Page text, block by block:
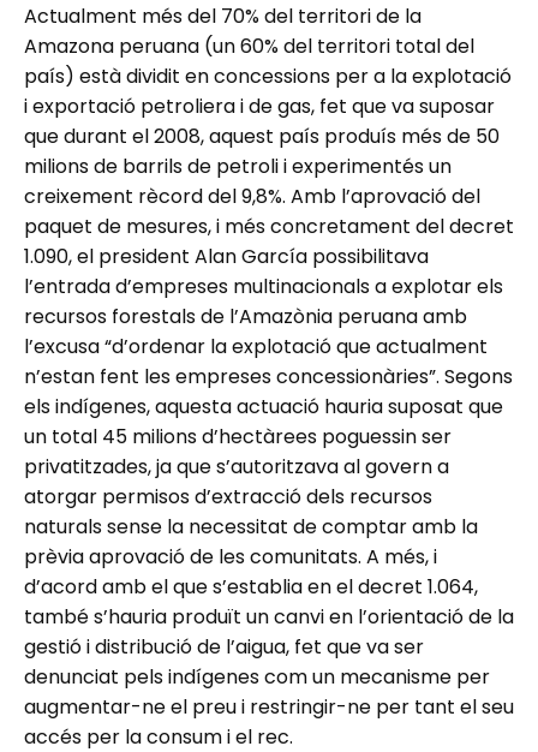
Actualment més del 70% del territori de la
Amazona peruana (un 60% del territori total del
país) està dividit en concessions per a la explotació
i exportació petroliera i de gas, fet que va suposar
que durant el 2008, aquest país produís més de 50
milions de barrils de petroli i experimentés un
creixement rècord del 9,8%. Amb l’aprovació del
paquet de mesures, i més concretament del decret
1.090, el president Alan García possibilitava
l’entrada d’empreses multinacionals a explotar els
recursos forestals de l’Amazònia peruana amb
l’excusa “d’ordenar la explotació que actualment
n’estan fent les empreses concessionàries”. Segons
els indígenes, aquesta actuació hauria suposat que
un total 45 milions d’hectàrees poguessin ser
privatitzades, ja que s’autoritzava al govern a
atorgar permisos d’extracció dels recursos
naturals sense la necessitat de comptar amb la
prèvia aprovació de les comunitats. A més, i
d’acord amb el que s’establia en el decret 1.064,
també s’hauria produït un canvi en l’orientació de la
gestió i distribució de l’aigua, fet que va ser
denunciat pels indígenes com un mecanisme per
augmentar-ne el preu i restringir-ne per tant el seu
accés per la consum i el rec.